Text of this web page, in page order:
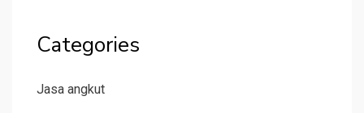
Categories
Jasa angkut